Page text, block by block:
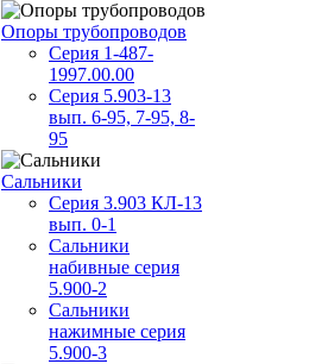
Опоры трубопроводов
Серия 1-487-
1997.00.00
Серия 5.903-13
вып. 6-95, 7-95, 8-
95
Сальники
Серия 3.903 КЛ-13
вып. 0-1
Сальники
набивные серия
5.900-2
Сальники
нажимные серия
5.900-3